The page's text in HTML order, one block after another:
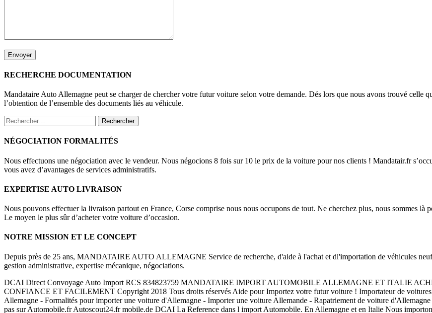
RECHERCHE DOCUMENTATION
Mandataire Auto Allemagne peut se charger de chercher votre futur voiture selon votre demande. Dés lors que nous avons trouvé celle
l’obtention de l’ensemble des documents liés au véhicule.
Rechercher :
NÉGOCIATION FORMALITÉS
Nous effectuons une négociation avec le vendeur. Nous négocions 8 fois sur 10 le prix de la voiture pour nos clients ! Mandatair.fr
vous avez d’avantages de services administratifs.
EXPERTISE AUTO LIVRAISON
Nous pouvons effectuer la livraison partout en France, Corse comprise nous nous occupons de tout. Ne cherchez plus, nous sommes
Le moyen le plus sûr d’acheter votre voiture d’occasion.
NOTRE MISSION ET LE CONCEPT
Depuis près de 25 ans, MANDATAIRE AUTO ALLEMAGNE Service de recherche, d'aide à l'achat et dl'importation de véhicules
gestion administrative, expertise mécanique, négociations.
DCAI Direct Convoyage Auto Import RCS 834823759 MANDATAIRE IMPORT AUTOMOBILE ALLEMAGNE ET ITALIE
CONFIANCE ET FACILEMENT Copyright 2018 Tous droits réservés Aide pour Importez votre futur voiture ! Importateur de voitures
Allemagne - Formalités pour importer une voiture d'Allemagne - Importer une voiture Allemande - Rapatriement de voiture
pas sur Automobile.fr Autoscout24.fr mobile.de DCAI La Reference dans l import Automobile. En Allemagne et en Italie Nous